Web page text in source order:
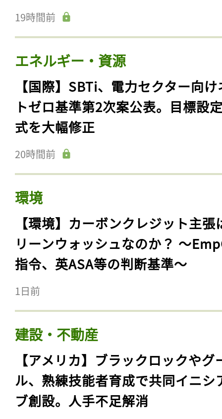
19時間前
エネルギー・資源
【国際】SBTi、電力セクター向
トゼロ基準第2次案公表。目標設
式を大幅修正
20時間前
環境
【環境】カーボンクレジット主張
リーンウォッシュなのか？ 〜
指令、英ASA等の判断基準〜
1日前
建設・不動産
【アメリカ】ブラックロックやグ
ル、熟練技能者育成で共同イニシ
ブ創設。人手不足解消